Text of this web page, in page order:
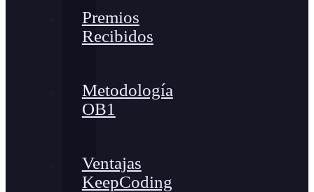
Premios
Recibidos
Metodología
OB1
Ventajas
KeepCoding